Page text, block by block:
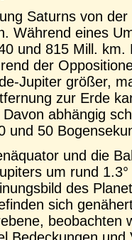
Saturns von
Während eines
und 815 Mill.
der
Jupiter größer,
zur Erde
abhängig
und 50
und die
um rund
des
sich
beobachten